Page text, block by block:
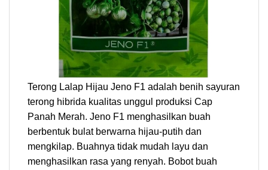
Terong Lalap Hijau Jeno F1 adalah benih sayuran
terong hibrida kualitas unggul produksi Cap
Panah Merah. Jeno F1 menghasilkan buah
berbentuk bulat berwarna hijau-putih dan
mengkilap. Buahnya tidak mudah layu dan
menghasilkan rasa yang renyah. Bobot buah